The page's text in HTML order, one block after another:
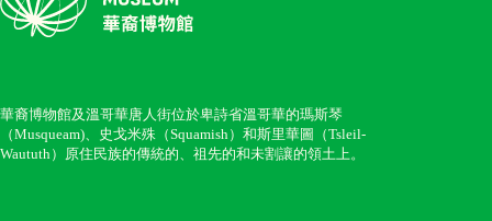
華裔博物館及溫哥華唐人街位於卑詩省溫哥華的瑪斯琴
（Musqueam)、史戈米殊（Squamish）和斯里華圖（Tsleil-
Waututh）原住民族的傳統的、祖先的和未割讓的領土上。